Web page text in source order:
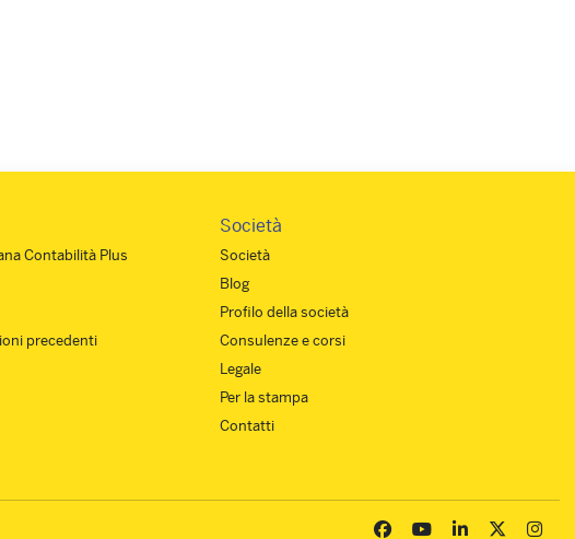
Contabilità Plus
precedenti
Società
Società
Blog
Profilo della società
Consulenze e corsi
Legale
Per la stampa
Contatti